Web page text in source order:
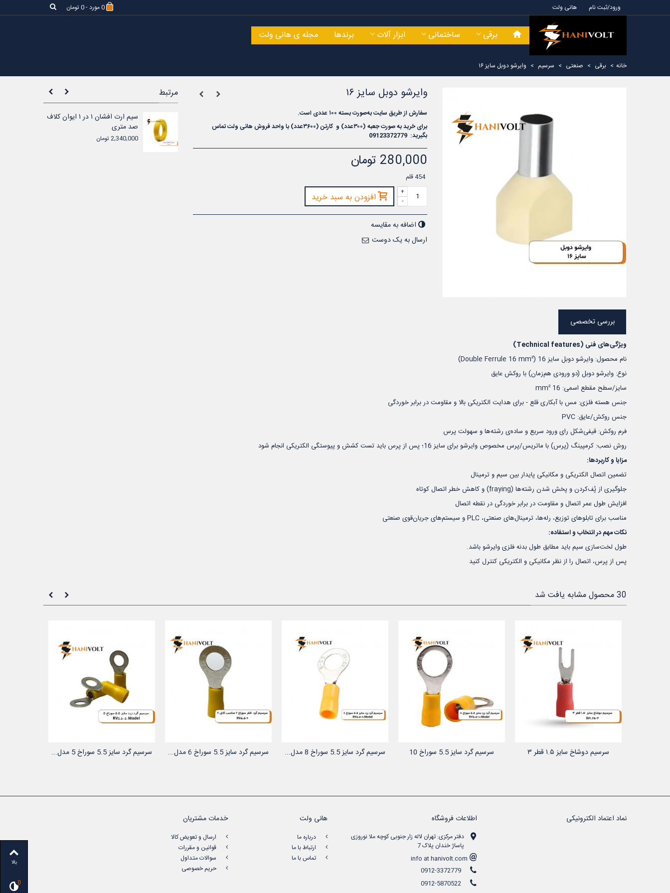
هانی ولت ورود/ثبت نام 0مورد-0 تومان
برقی ساختمانی ابزار آلات برندها مجله ی هانی ولت
خانه > برقی > صنعتی > سرسیم > وایرشو دوبل سایز ۱۶
وایرشو دوبل سایز ۱۶
سفارش از طریق سایت به‌صورت بسته ۱۰۰ عددی است.
برای خرید به صورت جعبه (۳۰۰عدد) و کارتن (۳
۶ ۰۰عدد) با واحد فروش هانی ولت تماس
بگیرید: 09123372779
280,000 تومان
454 قلم
-
+ افزودن به سبد خرید
اضافه به مقایسه
ارسال به یک دوست
مرتبط
سیم ارت افشان ۱ در ۱ ایوان کلاف
صد متری
2,340,000 تومان
کلاف صد متری
سیم ارت افشان ۱ در ۴ ایوان کلاف
صد متری
8,670,000 تومان
سیم ارت افشان ۱ در ۶ ایوان کلاف
صد متری
بررسی تخصصی
ویژگی‌های فنی (Technical features)
نام محصول: وایرشو دوبل سایز 16 (Double Ferrule 16 mm²)
نوع: وایرشو دوبل (دو ورودی هم‌زمان) با روکش عایق
سایز/سطح مقطع اسمی: 16 mm²
جنس هسته فلزی: مس با آبکاری قلع - برای هدایت الکتریکی بالا و مقاومت در برابر خوردگی
جنس روکش/عایق: PVC
فرم روکش: قیفی‌شکل رای ورود سریع و ساده‌ی رشته‌ها و سهولت پرس
روش نصب: کرمپینگ (پرس) با ماتریس/پرس مخصوص وایرشو برای سایز 16؛ پس از پرس باید تست کشش و پیوستگی الکتریکی انجام شود
مزایا و کاربردها:
تضمین اتصال الکتریکی و مکانیکی پایدار بین سیم و ترمینال
جلوگیری از پُف‌کردن و پخش شدن رشته‌ها (fraying) و کاهش خطر اتصال کوتاه
افزایش طول عمر اتصال و مقاومت در برابر خوردگی در نقطه اتصال
مناسب برای تابلوهای توزیع، رله‌ها، ترمینال‌های صنعتی، PLC و سیستم‌های جریان‌قوی صنعتی
نکات مهم در انتخاب و استفاده:
طول لخت‌سازی سیم باید مطابق طول بدنه فلزی وایرشو باشد.
پس از پرس، اتصال را از نظر مکانیکی و الکتریکی کنترل کنید
30 محصول مشابه یافت شد
افزودن به سبد خریدسرسیم گرد سایز 5.5 سوراخ 5 مدل... افزودن به سبد خریدسرسیم گرد سایز 5.5 سوراخ 6 مدل... افزودن به سبد خریدسرسیم گرد سایز 5.5 سوراخ 8 مدل... افزودن به سبد خرید سرسیم گرد سایز 5.5 سوراخ 10
افزودن به سبد خرید
سرسیم دوشاخ سایز ۱.۵ قطر ۳
نماد اعتماد الکترونیکی اطلاعات فروشگاه
دفتر مرکزی: تهران لاله زار جنوبی کوچه ملا نوروزی
پاساژ خندان پلاک 7
هانی ولت
درباره ما
ارتباط با ما
تماس با ما
خدمات مشتریان
ارسال و تعویض کالا
قوانین و مقررات
سوالات متداول
حریم خصوصی
بالا
0